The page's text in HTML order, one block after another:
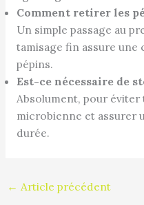
Comment retirer les
Un simple passage au
tamisage fin assure
pépins.
Est-ce nécessaire de
Absolument, pour
microbienne et assurer
durée.
← Article précédent